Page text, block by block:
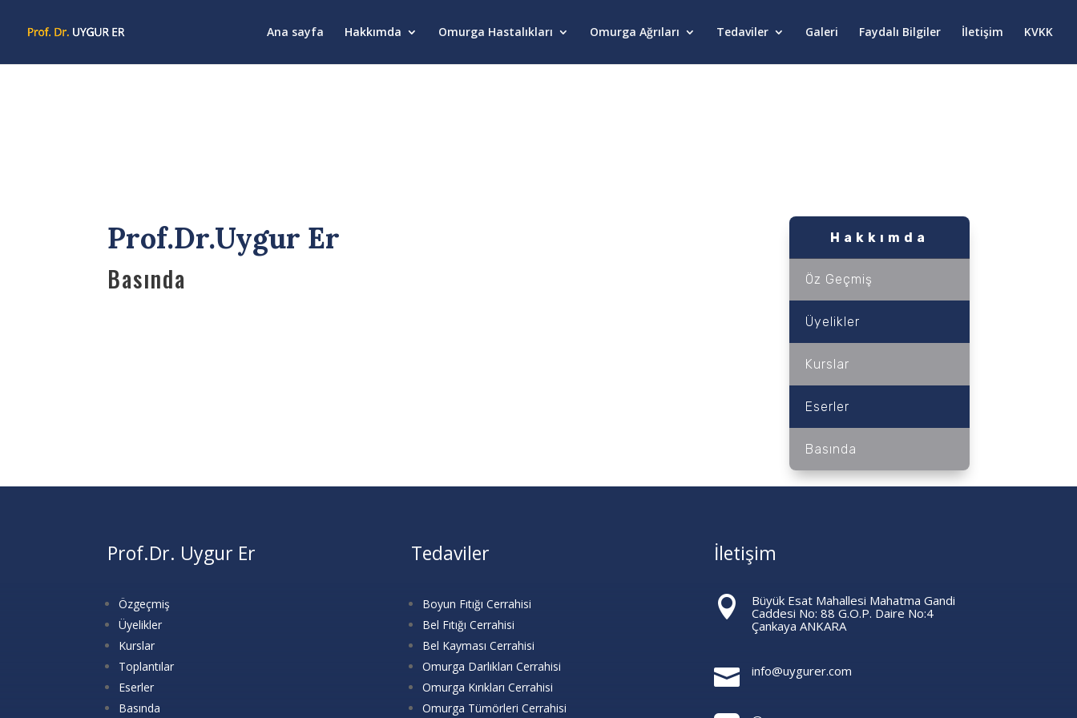
Ana sayfa Hakkımda Omurga Hastalıkları Omurga Ağrıları Tedaviler Galeri Faydalı Bilgiler İletişim KVKK
Prof.Dr.Uygur Er
Basında
Hakkımda
Öz Geçmiş
Üyelikler
Kurslar
Eserler
Basında
Prof.Dr. Uygur Er
Özgeçmiş
Üyelikler
Kurslar
Toplantılar
Eserler
Basında
Tedaviler
Boyun Fıtığı Cerrahisi
Bel Fıtığı Cerrahisi
Bel Kayması Cerrahisi
Omurga Darlıkları Cerrahisi
Omurga Kırıkları Cerrahisi
Omurga Tümörleri Cerrahisi
İletişim

Büyük Esat Mahallesi Mahatma Gandi
Caddesi No: 88 G.O.P. Daire No:4
Çankaya ANKARA
 info@uygurer.com